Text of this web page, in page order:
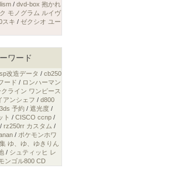
/ dvd-box 抱かれ
モノグラム ルイヴ
スキ / ゼクシオ ユー
ワード
改造データ / cb250
ード / ロンハーマン
クライン ワンピース
アンシェフ / d800
予約 / 遮光度 /
ト / CISCO ccnp /
/ rz250rr カスタム /
/ ポケモンホワ
ゆ、ゆ、ゆきりん
/ シュティッヒ レ
ンゴル800 CD